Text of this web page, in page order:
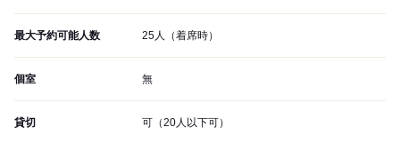
最大予約可能人数 25人（着席時）
個室 無
貸切 可（20人以下可）